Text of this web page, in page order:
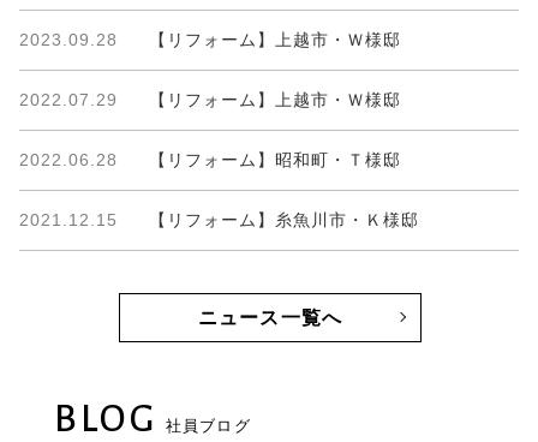
2023.09.28 【リフォーム】上越市・Ｗ様邸
2022.07.29 【リフォーム】上越市・Ｗ様邸
2022.06.28 【リフォーム】昭和町・Ｔ様邸
2021.12.15 【リフォーム】糸魚川市・Ｋ様邸
ニュース一覧へ
BLOG 社員ブログ